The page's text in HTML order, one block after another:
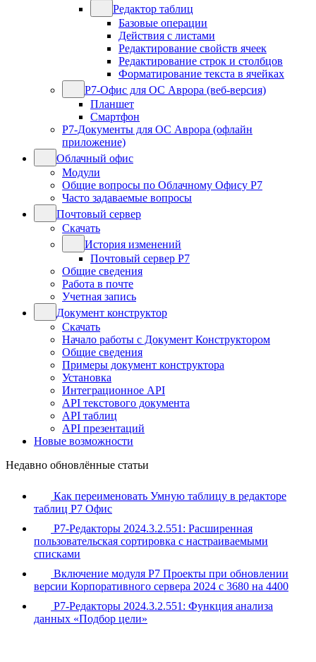
Редактор таблиц
Базовые операции
Действия с листами
Редактирование свойств ячеек
Редактирование строк и столбцов
Форматирование текста в ячейках
Р7-Офис для ОС Аврора (веб-версия)
Планшет
Смартфон
Р7-Документы для ОС Аврора (офлайн
приложение)
Облачный офис
Модули
Общие вопросы по Облачному Офису Р7
Часто задаваемые вопросы
Почтовый сервер
Скачать
История изменений
Почтовый сервер Р7
Общие сведения
Работа в почте
Учетная запись
Документ конструктор
Скачать
Начало работы с Документ Конструктором
Общие сведения
Примеры документ конструктора
Установка
Интеграционное API
API текстового документа
API таблиц
API презентаций
Новые возможности
Недавно обновлённые статьи
Как переименовать Умную таблицу в редакторе
таблиц Р7 Офис
Р7-Редакторы 2024.3.2.551: Расширенная
пользовательская сортировка с настраиваемыми
списками
Включение модуля Р7 Проекты при обновлении
версии Корпоративного сервера 2024 с 3680 на 4400
Р7-Редакторы 2024.3.2.551: Функция анализа
данных «Подбор цели»